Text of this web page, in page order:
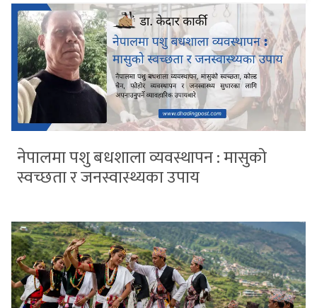
नेपालमा पशु बधशाला व्यवस्थापन : मासुको
स्वच्छता र जनस्वास्थ्यका उपाय